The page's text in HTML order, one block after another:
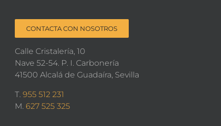
CONTACTA CON NOSOTROS
Calle Cristalería, 10
Nave 52-54. P. I. Carbonería
41500 Alcalá de Guadaíra, Sevilla
T. 955 512 231
M. 627 525 325